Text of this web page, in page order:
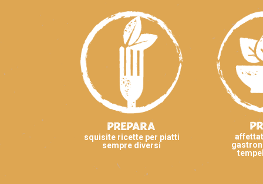
Prepara
squisite ricette per piatti
sempre diversi